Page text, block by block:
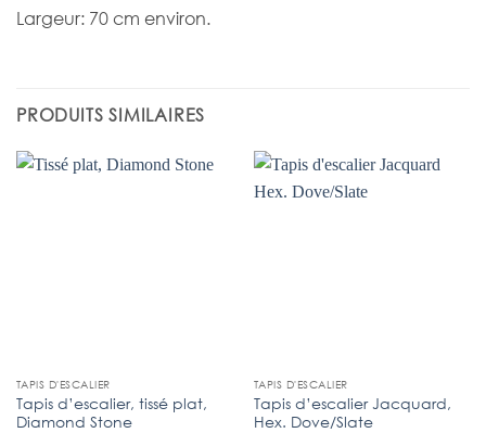
Largeur: 70 cm environ.
PRODUITS SIMILAIRES
TAPIS D'ESCALIER
Tapis d’escalier, tissé plat,
Diamond Stone
TAPIS D'ESCALIER
Tapis d’escalier Jacquard,
Hex. Dove/Slate